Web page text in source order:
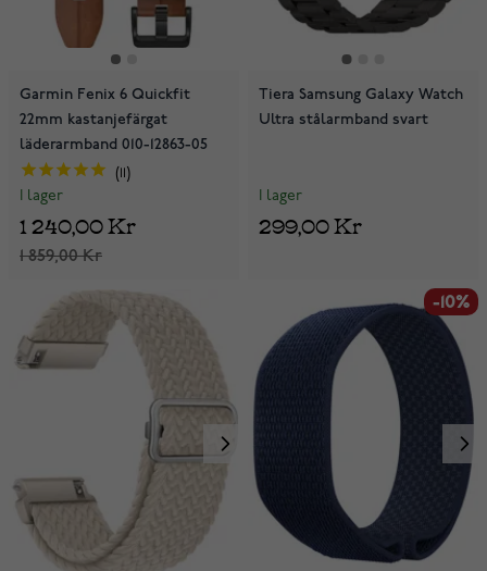
Garmin Fenix 6 Quickfit
22mm kastanjefärgat
läderarmband 010-12863-05
I lager
1 859,00 Kr
1 240,00 Kr
Tiera Samsung Galaxy Watch
Ultra stålarmband svart
I lager
299,00 Kr
-10%